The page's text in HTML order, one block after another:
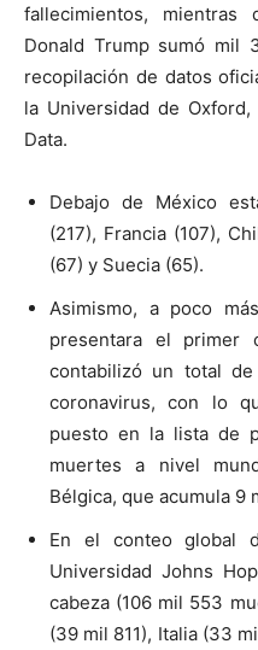
fallecimientos,
Donald Trump sumó mil
recopilación de datos
la Universidad de
Data.
Debajo de México
(217), Francia (107),
(67) y Suecia (65).
Asimismo, a poco
presentara el primer
contabilizó un total
coronavirus, con lo
puesto en la lista de
muertes a nivel
Bélgica, que acumula 9
En el conteo global
Universidad Johns
cabeza (106 mil 553
(39 mil 811), Italia (33